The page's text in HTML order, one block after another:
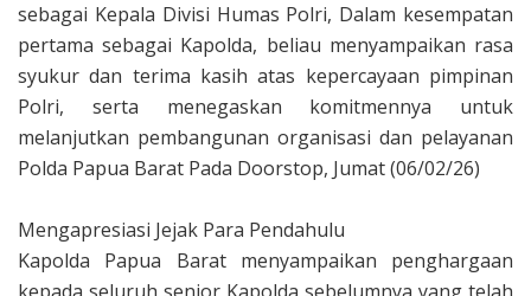
sebagai Kepala Divisi Humas Polri, Dalam kesempatan
pertama sebagai Kapolda, beliau menyampaikan rasa
syukur dan terima kasih atas kepercayaan pimpinan
Polri, serta menegaskan komitmennya untuk
melanjutkan pembangunan organisasi dan pelayanan
Polda Papua Barat Pada Doorstop, Jumat (06/02/26)
‎Mengapresiasi Jejak Para Pendahulu
‎Kapolda Papua Barat menyampaikan penghargaan